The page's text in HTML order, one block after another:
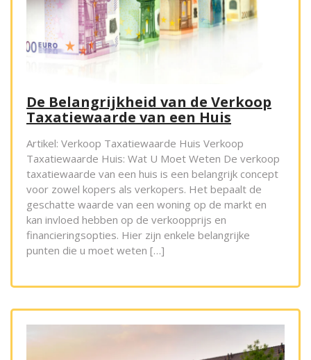
De Belangrijkheid van de Verkoop
Taxatiewaarde van een Huis
Artikel: Verkoop Taxatiewaarde Huis Verkoop
Taxatiewaarde Huis: Wat U Moet Weten De verkoop
taxatiewaarde van een huis is een belangrijk concept
voor zowel kopers als verkopers. Het bepaalt de
geschatte waarde van een woning op de markt en
kan invloed hebben op de verkoopprijs en
financieringsopties. Hier zijn enkele belangrijke
punten die u moet weten […]